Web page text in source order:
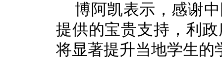
博阿凯表示，感谢
提供的宝贵支持，利
将显著提升当地学生的